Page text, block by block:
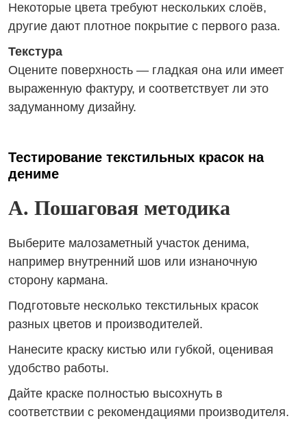
Некоторые цвета требуют нескольких слоёв,
другие дают плотное покрытие с первого раза.
Текстура
Оцените поверхность — гладкая она или имеет
выраженную фактуру, и соответствует ли это
задуманному дизайну.
Тестирование текстильных красок на
дениме
A. Пошаговая методика
Выберите малозаметный участок денима,
например внутренний шов или изнаночную
сторону кармана.
Подготовьте несколько текстильных красок
разных цветов и производителей.
Нанесите краску кистью или губкой, оценивая
удобство работы.
Дайте краске полностью высохнуть в
соответствии с рекомендациями производителя.